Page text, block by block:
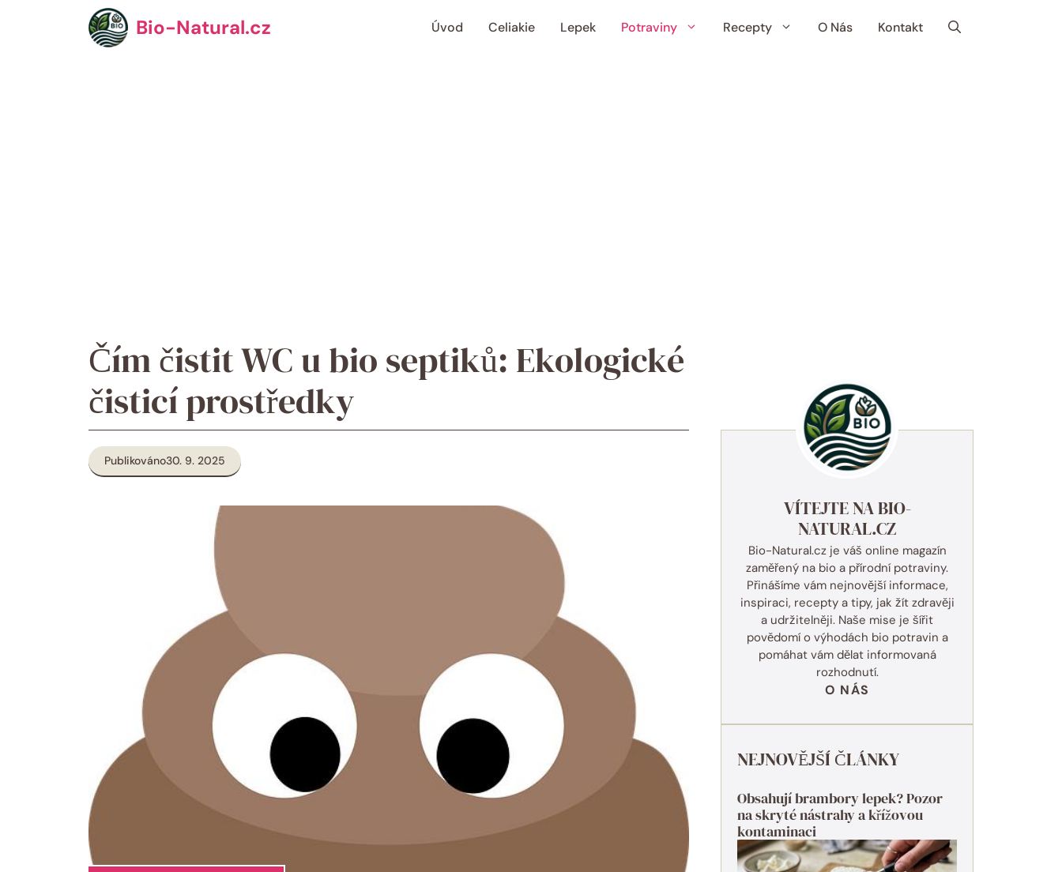
Bio-Natural.cz Úvod Celiakie Lepek Potraviny Recepty O Nás Kontakt
Čím čistit WC u bio septiků: Ekologické
čisticí prostředky
Publikováno30. 9. 2025
VÍTEJTE NA BIO-
NATURAL.CZ
Bio-Natural.cz je váš online magazín
zaměřený na bio a přírodní potraviny.
Přinášíme vám nejnovější informace,
inspiraci, recepty a tipy, jak žít zdravěji
a udržitelněji. Naše mise je šířit
povědomí o výhodách bio potravin a
pomáhat vám dělat informovaná
rozhodnutí.
O NÁS
NEJNOVĚJŠÍ ČLÁNKY
Obsahují brambory lepek? Pozor
na skryté nástrahy a křížovou
kontaminaci